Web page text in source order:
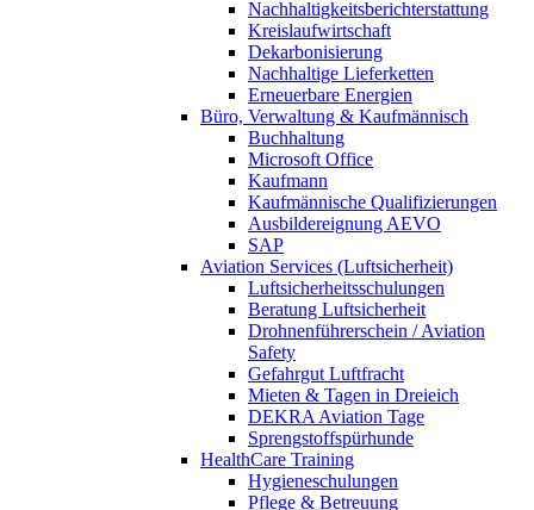
Nachhaltigkeitsberichterstattung
Kreislaufwirtschaft
Dekarbonisierung
Nachhaltige Lieferketten
Erneuerbare Energien
Büro, Verwaltung & Kaufmännisch
Buchhaltung
Microsoft Office
Kaufmann
Kaufmännische Qualifizierungen
Ausbildereignung AEVO
SAP
Aviation Services (Luftsicherheit)
Luftsicherheitsschulungen
Beratung Luftsicherheit
Drohnenführerschein / Aviation
Safety
Gefahrgut Luftfracht
Mieten & Tagen in Dreieich
DEKRA Aviation Tage
Sprengstoffspürhunde
HealthCare Training
Hygieneschulungen
Pflege & Betreuung